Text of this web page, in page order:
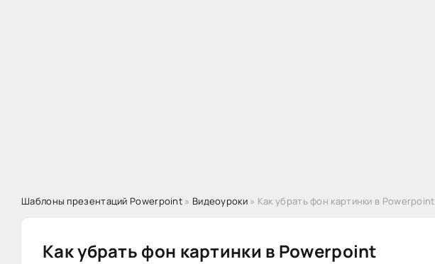
Шаблоны презентаций Powerpoint » Видеоуроки» Как убрать фон картинки в Powerpoint
Как убрать фон картинки в Powerpoint